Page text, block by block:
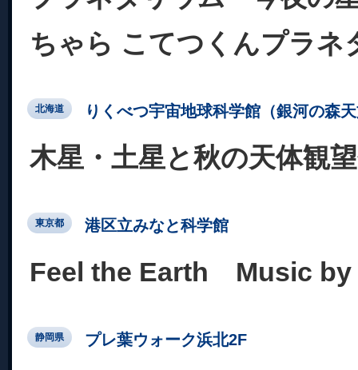
ちゃら こてつくんプラネ
北海道 りくべつ宇宙地球科学館（銀河の森
木星・土星と秋の天体観
東京都 港区立みなと科学館
Feel the Earth Music by
静岡県 プレ葉ウォーク浜北2F